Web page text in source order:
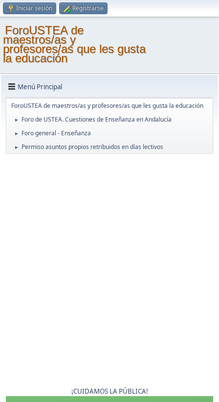
Iniciar sesión Registrarse
ForoUSTEA de
maestros/as y
profesores/as que les gusta
la educación
Menú Principal
ForoUSTEA de maestros/as y profesores/as que les gusta la educación
► Foro de USTEA. Cuestiones de Enseñanza en Andalucía
► Foro general - Enseñanza
► Permiso asuntos propios retribuidos en días lectivos
¡CUIDAMOS LA PÚBLICA!